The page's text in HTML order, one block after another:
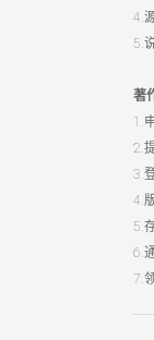
4.
5.
著
1.
2.
3.
4.
5.
6.
7.